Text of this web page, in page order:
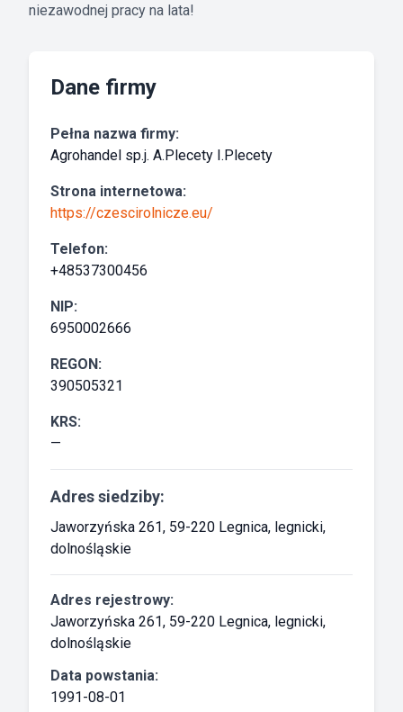
niezawodnej pracy na lata!
Dane firmy
Pełna nazwa firmy:
Agrohandel sp.j. A.Plecety I.Plecety
Strona internetowa:
https://czescirolnicze.eu/
Telefon:
+48537300456
NIP:
6950002666
REGON:
390505321
KRS:
—
Adres siedziby:
Jaworzyńska 261, 59-220 Legnica, legnicki,
dolnośląskie
Adres rejestrowy:
Jaworzyńska 261, 59-220 Legnica, legnicki,
dolnośląskie
Data powstania:
1991-08-01